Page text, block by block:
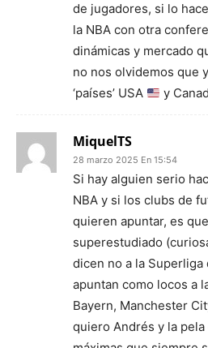
de jugadores, si lo
la NBA con otra
dinámicas y mercado
no nos olvidemos que
‘países’ USA
y
MiquelTS
28 marzo 2025 En 15:54
Si hay alguien serio
NBA y si los clubs de
quieren apuntar, es
superestudiado
dicen no a la Superliga
apuntan como locos a
Bayern, Manchester
quiero Andrés y la pela